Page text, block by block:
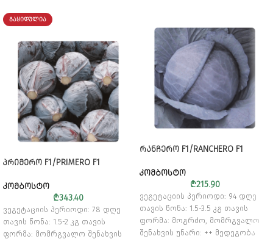
ᲒᲐᲧᲘᲓᲣᲚᲘᲐ
ᲞᲠᲘᲛᲔᲠᲝ F1/PRIMERO F1
ᲙᲝᲛᲑᲝᲡᲢᲝ
₾343.40
ვეგეტაციის პერიოდი: 78 დღე
თავის წონა: 1.5-2 კგ თავის
ფორმა: მომრგვალო შენახვის
ᲠᲐᲜᲩᲔᲠᲝ F1/RANCHERO F1
ᲙᲝᲛᲑᲝᲡᲢᲝ
₾215.90
ვეგეტაციის პერიოდი: 94 დღე
თავის წონა: 1.5-3.5 კგ თავის
ფორმა: მოგრძო, მომრგვალო
შენახვის უნარი: ++ მედეგობა